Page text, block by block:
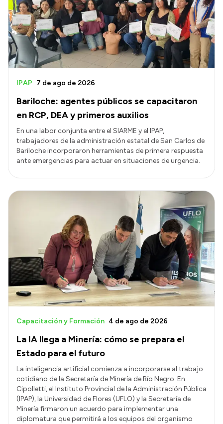
Transparencia
Presupuesto
Boletín Oficial
Compras y licitaciones
Consulta de expedientes
Consulta de pago a proveedores
Convocatorias
Intranet
Login
Bariloche: agentes públicos se capacitaron
en RCP, DEA y primeros auxilios
IPAP 7 de ago de 2026
En una labor conjunta entre el SIARME y el IPAP,
trabajadores de la administración estatal de San Carlos de
Bariloche incorporaron herramientas de primera respuesta
ante emergencias para actuar en situaciones de urgencia.
La IA llega a Minería: cómo se prepara el
Estado para el futuro
Capacitación y Formación 4 de ago de 2026
La inteligencia artificial comienza a incorporarse al trabajo
cotidiano de la Secretaría de Minería de Río Negro. En
Cipolletti, el Instituto Provincial de la Administración Pública
(IPAP), la Universidad de Flores (UFLO) y la Secretaría de
Minería firmaron un acuerdo para implementar una
diplomatura que permitirá a los equipos del organismo